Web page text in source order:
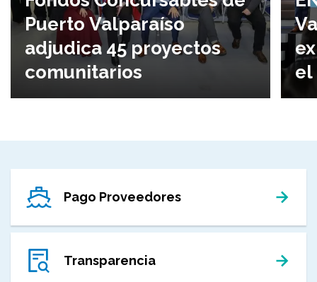
Puerto Valparaíso
adjudica 45 proyectos
comunitarios
el
Pago Proveedores
Transparencia